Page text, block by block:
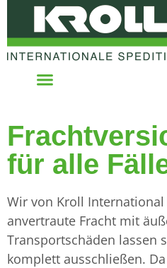
für alle
Wir von Kroll
anvertraute Fracht mit
Transportschäden lassen
komplett ausschließen.